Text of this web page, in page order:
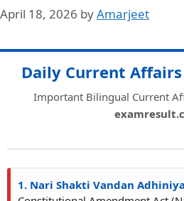
April 18, 2026 byAmarjeet
Daily Current
Important Bilingual Current
1. Nari Shakti Vandan